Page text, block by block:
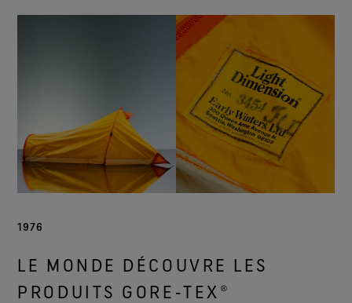
1976
LE MONDE DÉCOUVRE LES
PRODUITS GORE‑TEX®